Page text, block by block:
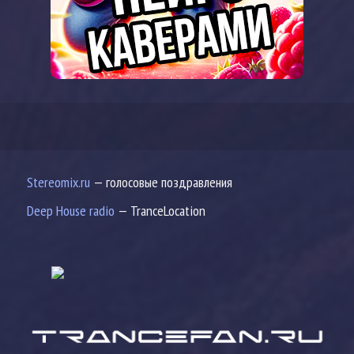
Stereomix.ru— голосовые поздравления
Deep House radio — TranceLocation